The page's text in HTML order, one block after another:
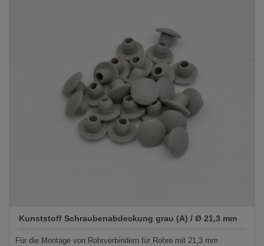
Kunststoff Schraubenabdeckung grau (A) / Ø 21,3 mm
Für die Montage von Rohrverbindern für Rohre mit 21,3 mm